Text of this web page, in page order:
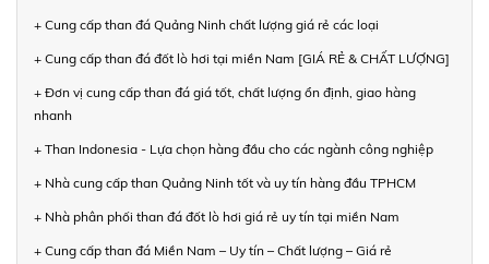
+ Cung cấp than đá Quảng Ninh chất lượng giá rẻ các loại
+ Cung cấp than đá đốt lò hơi tại miền Nam [GIÁ RẺ & CHẤT LƯỢNG]
+ Đơn vị cung cấp than đá giá tốt, chất lượng ổn định, giao hàng
nhanh
+ Than Indonesia - Lựa chọn hàng đầu cho các ngành công nghiệp
+ Nhà cung cấp than Quảng Ninh tốt và uy tín hàng đầu TPHCM
+ Nhà phân phối than đá đốt lò hơi giá rẻ uy tín tại miền Nam
+ Cung cấp than đá Miền Nam – Uy tín – Chất lượng – Giá rẻ